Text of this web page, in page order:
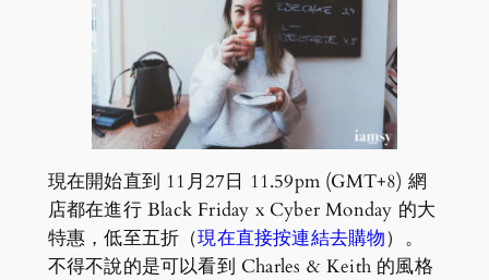
現在開始直到 11月27日 11.59pm (GMT+8) 網
店都在進行 Black Friday x Cyber Monday 的大
特惠，低至五折（現在直接按連結去購物）。
不得不說的是可以看到 Charles & Keith 的風格